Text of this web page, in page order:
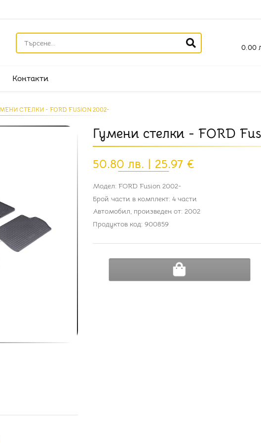
0.00
Контакти
СТЕЛКИ - FORD FUSION 2002-
Гумени стелки - FORD
50.80 лв. | 25.97 €
Модел: FORD Fusion 2002-
Брой части в комплект: 4 части
Автомобил, произведен от: 2002
Продуктов код: 900859
ДОБАВИ В КОЛИЧКА